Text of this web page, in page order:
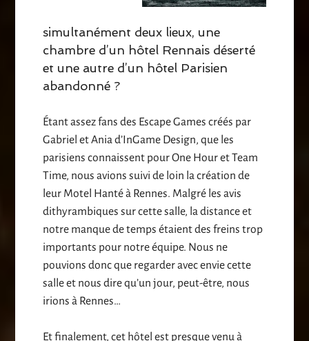
simultanément deux lieux, une
chambre d’un hôtel Rennais déserté
et une autre d’un hôtel Parisien
abandonné ?
Étant assez fans des Escape Games créés par
Gabriel et Ania d’InGame Design, que les
parisiens connaissent pour One Hour et Team
Time, nous avions suivi de loin la création de
leur Motel Hanté à Rennes. Malgré les avis
dithyrambiques sur cette salle, la distance et
notre manque de temps étaient des freins trop
importants pour notre équipe. Nous ne
pouvions donc que regarder avec envie cette
salle et nous dire qu’un jour, peut-être, nous
irions à Rennes…
Et finalement, cet hôtel est presque venu à